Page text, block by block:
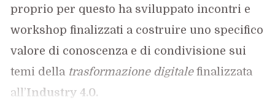
proprio per questo ha sviluppato incontri e
workshop finalizzati a costruire uno specifico
valore di conoscenza e di condivisione sui
temi della trasformazione digitalefinalizzata
all’Industry 4.0.